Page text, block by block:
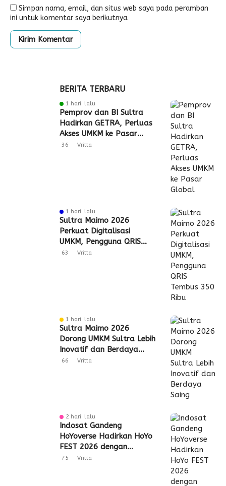
Simpan nama, email, dan situs web saya pada peramban
ini untuk komentar saya berikutnya.
BERITA TERBARU
1 hari lalu
Pemprov dan BI Sultra
Hadirkan GETRA, Perluas
Akses UMKM ke Pasar
Global
36 Vritta
1 hari lalu
Sultra Maimo 2026
Perkuat Digitalisasi
UMKM, Pengguna QRIS
Tembus 350 Ribu
63 Vritta
1 hari lalu
Sultra Maimo 2026
Dorong UMKM Sultra Lebih
Inovatif dan Berdaya
Saing
66 Vritta
2 hari lalu
Indosat Gandeng
HoYoverse Hadirkan HoYo
FEST 2026 dengan
Dukungan 5G
75 Vritta